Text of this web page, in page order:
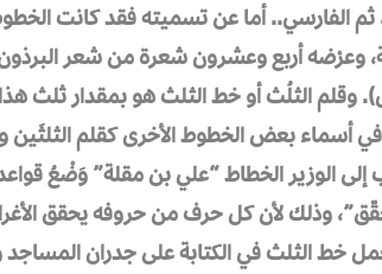
ثم الفارسي.. أما عن تسميته فقد كانت
وعرْضه أربع وعشرون شعرة من شعر
وقلم الثلُث أو خط الثلث هو بمقدار ثلث
أسماء بعض الخطوط الأخرى كقلم الثلثَين
الوزير الخطاط “علي بن مقلة” وَضْعُ
وذلك لأن كل حرف من حروفه يحقق
خط الثلث في الكتابة على جدران المساجد